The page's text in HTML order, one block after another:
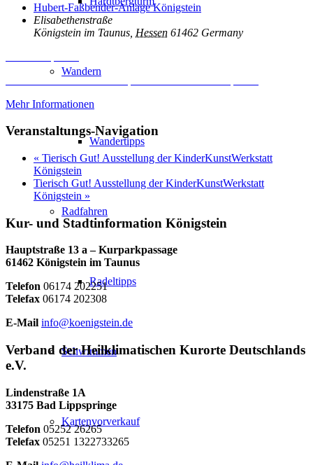
Wandern
Wandertipps
Radfahren
Radeltipps
Schwimmen
Kartenvorverkauf
Hubert-Faßbender-Anlage Königstein
Elisabethenstraße
Königstein im Taunus Hessen 61462 Germany
Erforderlichen Service akzeptieren und Inhalte entsperren
Mehr Informationen
Veranstaltungs-Navigation
« Tierisch Gut! Ausstellung der KinderKunstWerkstatt
Königstein
Tierisch Gut! Ausstellung der KinderKunstWerkstatt
Königstein »
Kur- und Stadtinformation Königstein
Hauptstraße 13 a – Kurparkpassage
61462 Königstein im Taunus
Telefon 06174 202251
Telefax 06174 202308
E-Mail info@koenigstein.de
Verband der Heilklimatischen Kurorte Deutschlands
e.V.
Lindenstraße 1A
33175 Bad Lippspringe
Telefon 05252 26265
Telefax 05251 1322733265